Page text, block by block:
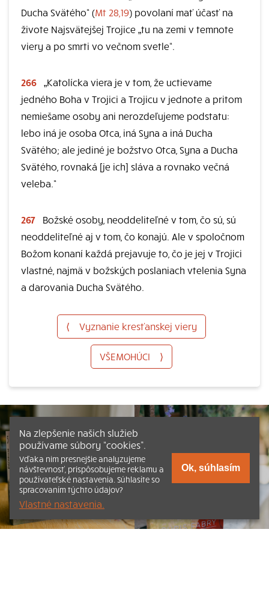
Ducha Svätého“ (Mt 28,19) povolaní mať účasť na
živote Najsvätejšej Trojice „tu na zemi v temnote
viery a po smrti vo večnom svetle“.
266 „Katolícka viera je v tom, že uctievame
jedného Boha v Trojici a Trojicu v jednote a pritom
nemiešame osoby ani nerozdeľujeme podstatu:
lebo iná je osoba Otca, iná Syna a iná Ducha
Svätého; ale jediné je božstvo Otca, Syna a Ducha
Svätého, rovnaká [je ich] sláva a rovnako večná
veleba.“
267
Božské osoby, neoddeliteľné v tom, čo sú, sú
neoddeliteľné aj v tom, čo konajú. Ale v spoločnom
Božom konaní každá prejavuje to, čo je jej v Trojici
vlastné, najmä v božských poslaniach vtelenia Syna
a darovania Ducha Svätého.
⟨ Vyznanie kresťanskej viery
VŠEMOHÚCI ⟩
Na zlepšenie našich služieb
používame súbory “cookies”.
Vďaka nim presnejšie analyzujeme
návštevnosť, prispôsobujeme reklamu a
používateľské nastavenia. Súhlasíte so
spracovaním týchto údajov?
Vlastné nastavenia.
Ok, súhlasím